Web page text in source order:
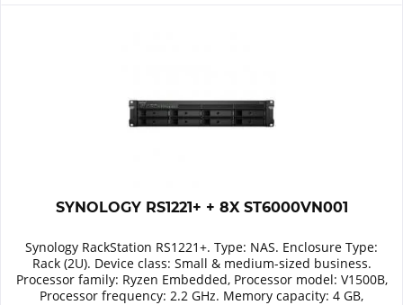
SYNOLOGY RS1221+ + 8X ST6000VN001
Synology RackStation RS1221+. Type: NAS. Enclosure Type:
Rack (2U). Device class: Small & medium-sized business.
Processor family: Ryzen Embedded, Processor model: V1500B,
Processor frequency: 2.2 GHz. Memory capacity: 4 GB,